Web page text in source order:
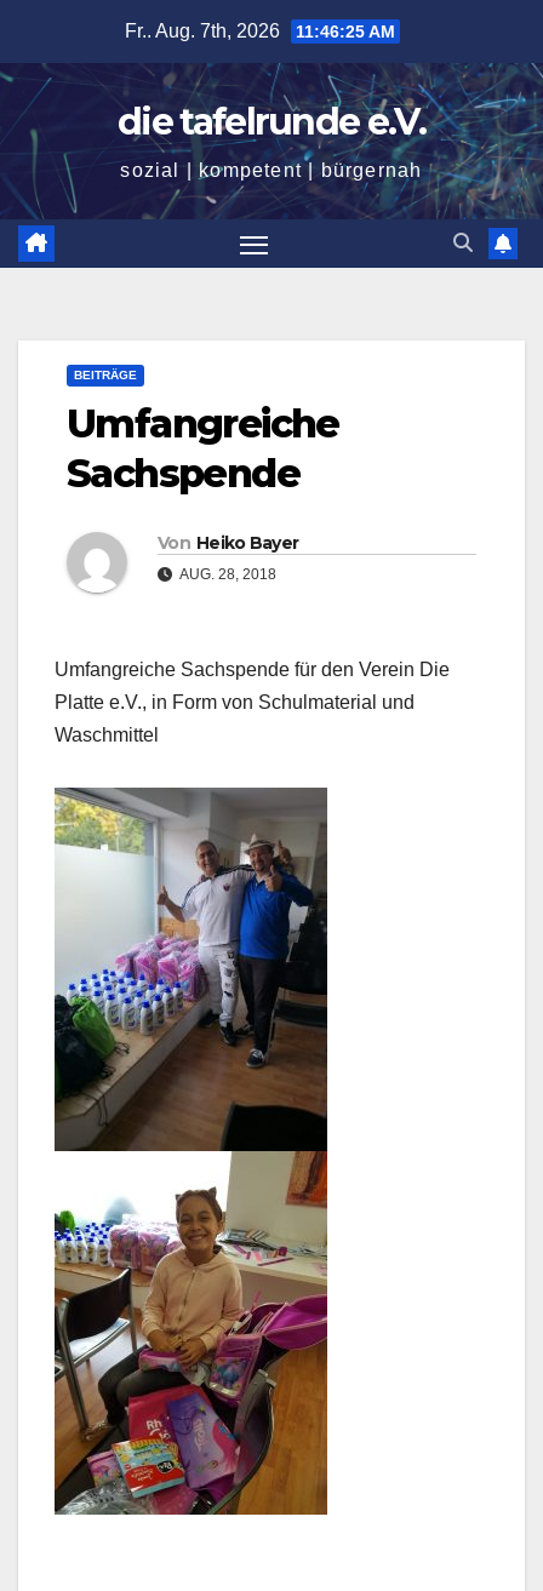
springen
Fr.. Aug. 7th, 2026 11:46:26 AM
die tafelrunde e.V.
sozial | kompetent | bürgernah
BEITRÄGE
Umfangreiche
Sachspende
Von Heiko Bayer
AUG. 28, 2018
Umfangreiche Sachspende für den Verein Die
Platte e.V., in Form von Schulmaterial und
Waschmittel